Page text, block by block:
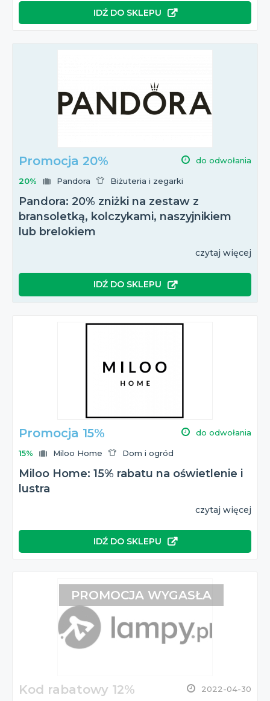
IDŹ DO SKLEPU
Promocja 20% do odwołania
20% Pandora Biżuteria i zegarki
Pandora: 20% zniżki na zestaw z
bransoletką, kolczykami, naszyjnikiem
lub brelokiem
czytaj więcej
IDŹ DO SKLEPU
Promocja 15% do odwołania
15% Miloo Home Dom i ogród
Miloo Home: 15% rabatu na oświetlenie i
lustra
czytaj więcej
IDŹ DO SKLEPU
Kod rabatowy 12% 2022-04-30
PROMOCJA WYGASŁA